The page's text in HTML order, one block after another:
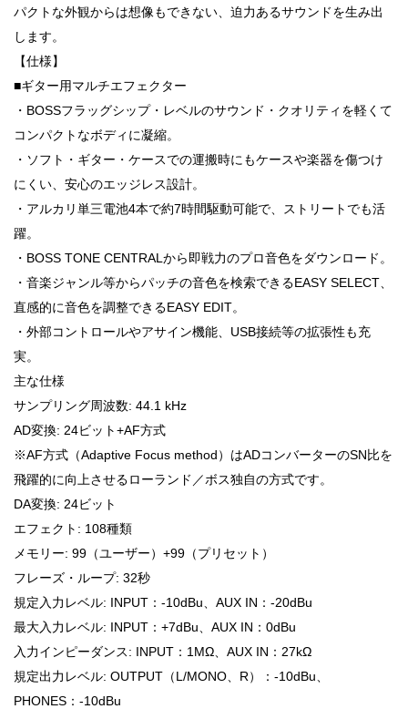
パクトな外観からは想像もできない、迫力あるサウンドを生み出
します。
【仕様】
■ギター用マルチエフェクター
・BOSSフラッグシップ・レベルのサウンド・クオリティを軽くて
コンパクトなボディに凝縮。
・ソフト・ギター・ケースでの運搬時にもケースや楽器を傷つけ
にくい、安心のエッジレス設計。
・アルカリ単三電池4本で約7時間駆動可能で、ストリートでも活
躍。
・BOSS TONE CENTRALから即戦力のプロ音色をダウンロード。
・音楽ジャンル等からパッチの音色を検索できるEASY SELECT、
直感的に音色を調整できるEASY EDIT。
・外部コントロールやアサイン機能、USB接続等の拡張性も充
実。
主な仕様
サンプリング周波数: 44.1 kHz
AD変換: 24ビット+AF方式
※AF方式（Adaptive Focus method）はADコンバーターのSN比を
飛躍的に向上させるローランド／ボス独自の方式です。
DA変換: 24ビット
エフェクト: 108種類
メモリー: 99（ユーザー）+99（プリセット）
フレーズ・ループ: 32秒
規定入力レベル: INPUT：-10dBu、AUX IN：-20dBu
最大入力レベル: INPUT：+7dBu、AUX IN：0dBu
入力インピーダンス: INPUT：1MΩ、AUX IN：27kΩ
規定出力レベル: OUTPUT（L/MONO、R）：-10dBu、
PHONES：-10dBu